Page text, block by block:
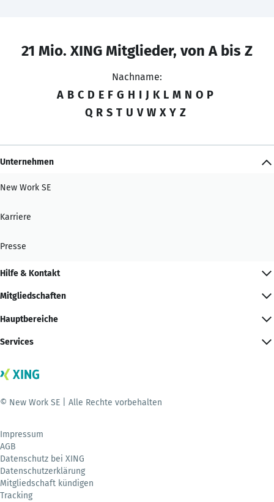
21 Mio. XING Mitglieder, von A bis Z
Nachname:
A B C D E F G H I J K L M N O P
Q R S T U V W X Y Z
Unternehmen
New Work SE
Karriere
Presse
Hilfe & Kontakt
Mitgliedschaften
Hauptbereiche
Services
© New Work SE | Alle Rechte vorbehalten
Impressum
AGB
Datenschutz bei XING
Datenschutzerklärung
Mitgliedschaft kündigen
Tracking